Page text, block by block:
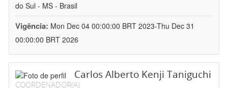
do Sul - MS - Brasil
Vigência: Mon Dec 04 00:00:00 BRT 2023-Thu Dec 31
00:00:00 BRT 2026
Carlos Alberto Kenji Taniguchi
COORDENADOR(A)